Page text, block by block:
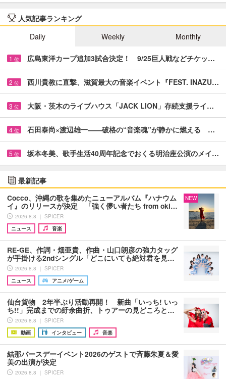
人気記事ランキング
Daily
Weekly Monthly
1 位 広島東洋カープ追加3試合決定！ 9/25巨人戦などチケッ…
2 位 西川貴教に直撃、滋賀最大の音楽イベント『FEST. INAZU…
3 位 大阪・茨木のライブハウス「JACK LION」存続支援ライ…
4 位 石田泰尚×渡辺雄一――破格の“音楽魂”が静かに燃える …
5 位 坂本冬美、歌手生活40周年記念でおくる明治座公演のメイ…
最新記事
Cocco、沖縄の歌を集めたニューアルバム『ハナウム
イ』のリリースが決定 「強く儚い者たち from oki…
2026.8.8 ｜ SPICER
ニュース
音楽
NEW
RE-GE、作詞・畑亜貴、作曲・山口朗彦の強力タッグ
が手掛ける2ndシングル「どこにいても絶対君を見…
2026.8.8 ｜ SPICER
ニュース
アニメ/ゲーム
仙台貨物 2年半ぶり活動再開！ 新曲「いっち! いっ
ち!!」完成までの紆余曲折、トゥアーの見どころと…
2026.8.8 ｜ SPICER
動画
インタビュー 音楽
結那バースデーイベント2026のゲストで斉藤朱夏＆愛
美の出演が決定
2026.8.8 ｜ SPICER